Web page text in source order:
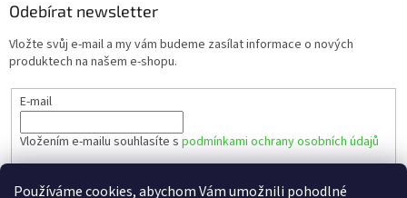
Používáme cookies, abychom Vám umožnili pohodlné
Odebírat newsletter
Vložte svůj e-mail a my vám budeme zasílat informace o nových
produktech na našem e-shopu.
E-mail
Vložením e-mailu souhlasíte s podmínkami ochrany osobních údajů
PŘIHLÁSIT SE